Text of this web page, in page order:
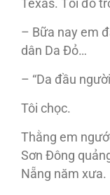
Texas. Tối đó
– Bữa nay em
dân Da Đỏ…
– “Da đầu
Tôi chọc.
Thằng em
Sơn Đông
Nẵng năm xưa.